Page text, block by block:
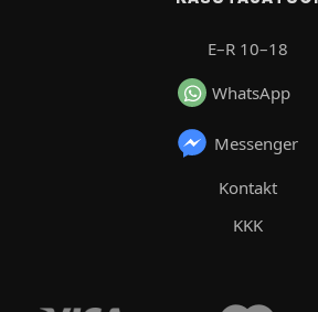
E–R 10–18
WhatsApp
Messenger
Kontakt
KKK